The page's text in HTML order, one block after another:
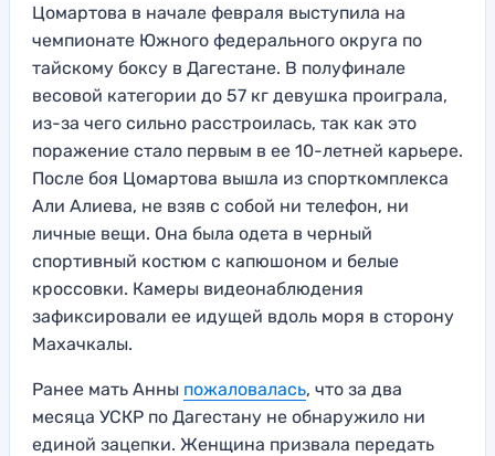
Цомартова в начале февраля выступила на
чемпионате Южного федерального округа по
тайскому боксу в Дагестане. В полуфинале
весовой категории до 57 кг девушка проиграла,
из-за чего сильно расстроилась, так как это
поражение стало первым в ее 10-летней карьере.
После боя Цомартова вышла из спорткомплекса
Али Алиева, не взяв с собой ни телефон, ни
личные вещи. Она была одета в черный
спортивный костюм с капюшоном и белые
кроссовки. Камеры видеонаблюдения
зафиксировали ее идущей вдоль моря в сторону
Махачкалы.
Ранее мать Анны пожаловалась, что за два
месяца УСКР по Дагестану не обнаружило ни
единой зацепки. Женщина призвала передать